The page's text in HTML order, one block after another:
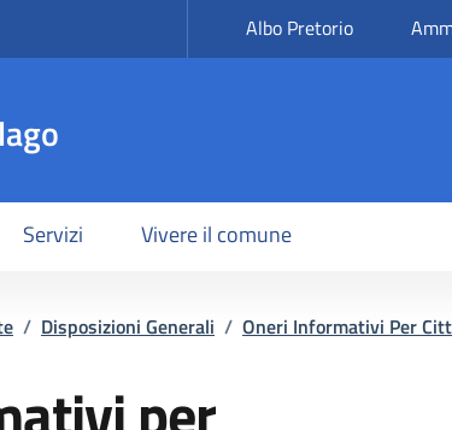
Albo Pretorio
Servizi Vivere il comune
/ Disposizioni Generali / Oneri Informativi Per